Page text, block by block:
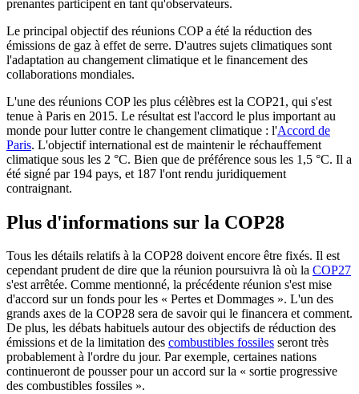
prenantes participent en tant qu'observateurs.
Le principal objectif des réunions COP a été la réduction des
émissions de gaz à effet de serre. D'autres sujets climatiques sont
l'adaptation au changement climatique et le financement des
collaborations mondiales.
L'une des réunions COP les plus célèbres est la COP21, qui s'est
tenue à Paris en 2015. Le résultat est l'accord le plus important au
monde pour lutter contre le changement climatique : l'Accord de
Paris. L'objectif international est de maintenir le réchauffement
climatique sous les 2 °C. Bien que de préférence sous les 1,5 °C. Il a
été signé par 194 pays, et 187 l'ont rendu juridiquement
contraignant.
Plus d'informations sur la COP28
Tous les détails relatifs à la COP28 doivent encore être fixés. Il est
cependant prudent de dire que la réunion poursuivra là où la COP27
s'est arrêtée. Comme mentionné, la précédente réunion s'est mise
d'accord sur un fonds pour les « Pertes et Dommages ». L'un des
grands axes de la COP28 sera de savoir qui le financera et comment.
De plus, les débats habituels autour des objectifs de réduction des
émissions et de la limitation des combustibles fossiles seront très
probablement à l'ordre du jour. Par exemple, certaines nations
continueront de pousser pour un accord sur la « sortie progressive
des combustibles fossiles ».